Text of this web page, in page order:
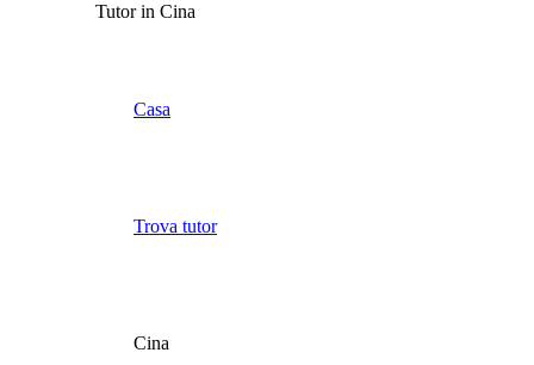
Tutor in Cina
Casa
Trova tutor
Cina